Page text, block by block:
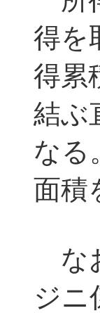
得を
得累
結ぶ
なる
面積
な
ジニ